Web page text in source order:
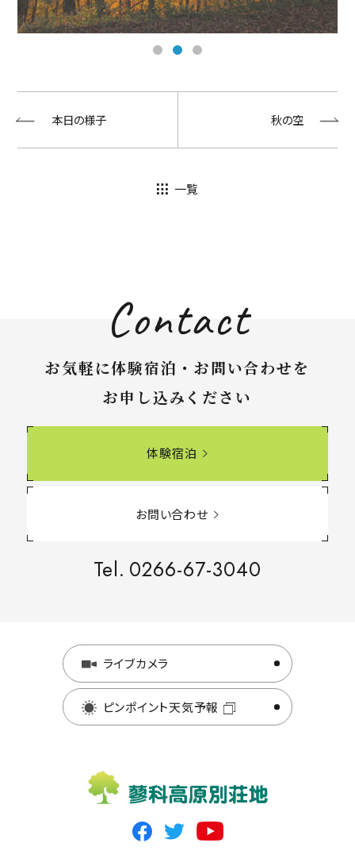
本日の様子 秋の空
一覧
Contact
お気軽に体験宿泊・お問い合わせを
お申し込みください
体験宿泊
お問い合わせ
Tel. 0266-67-3040
ライブカメラ
ピンポイント天気予報